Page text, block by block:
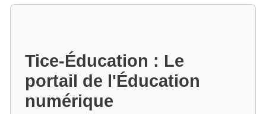
Tice-Éducation : Le
portail de l'Éducation
numérique